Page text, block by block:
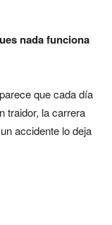
nada funciona
que cada día
traidor, la carrera
accidente lo deja